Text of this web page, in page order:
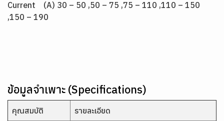
Current (A) 30 – 50 ,50 – 75 ,75 – 110 ,110 – 150
,150 – 190
ข้อมูลจำเพาะ (Specifications)
คุณสมบัติ รายละเอียด